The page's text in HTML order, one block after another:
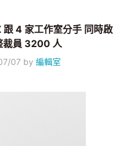
跟 4 家工作室分手 同時啟
裁員 3200 人
07 by編輯室